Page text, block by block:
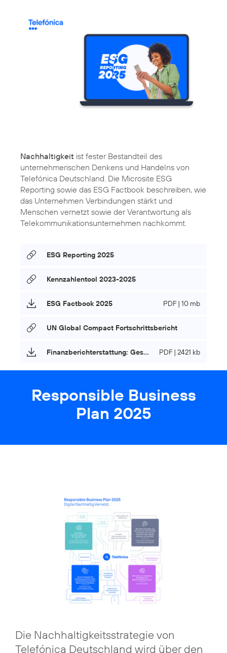
Nachhaltigkeit ist fester Bestandteil des
unternehmerischen Denkens und Handelns von
Telefónica Deutschland. Die Microsite ESG
Reporting sowie das ESG Factbook beschreiben, wie
das Unternehmen Verbindungen stärkt und
Menschen vernetzt sowie der Verantwortung als
Telekommunikationsunternehmen nachkommt.
ESG Reporting 2025
Kennzahlentool 2023-2025
ESG Factbook 2025 PDF | 10 mb
UN Global Compact Fortschrittsbericht
Finanzberichterstattung: Geschäftsbericht 2025 PDF | 2421 kb
Responsible Business
Plan 2025
Die Nachhaltigkeitsstrategie von
Telefónica Deutschland wird über den